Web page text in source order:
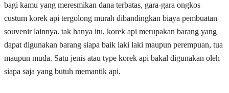
bagi kamu yang meresmikan dana terbatas, gara-gara ongkos
custum korek api tergolong murah dibandingkan biaya pembuatan
souvenir lainnya. tak hanya itu, korek api merupakan barang yang
dapat digunakan barang siapa baik laki laki maupun perempuan, tua
maupun muda. Satu jenis atau type korek api bakal digunakan oleh
siapa saja yang butuh memantik api.